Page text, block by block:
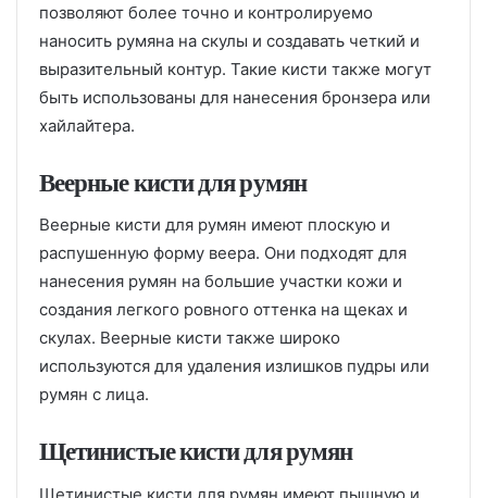
позволяют более точно и контролируемо
наносить румяна на скулы и создавать четкий и
выразительный контур. Такие кисти также могут
быть использованы для нанесения бронзера или
хайлайтера.
Веерные кисти для румян
Веерные кисти для румян имеют плоскую и
распушенную форму веера. Они подходят для
нанесения румян на большие участки кожи и
создания легкого ровного оттенка на щеках и
скулах. Веерные кисти также широко
используются для удаления излишков пудры или
румян с лица.
Щетинистые кисти для румян